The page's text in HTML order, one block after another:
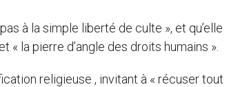
à la simple liberté de culte », et qu’elle
la pierre d’angle des droits humains ».
religieuse , invitant à « récuser tout